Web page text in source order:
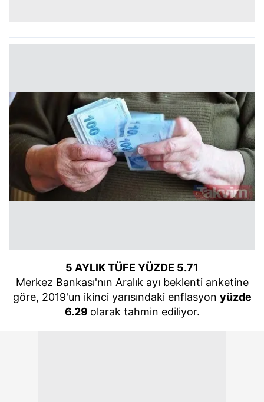
5 AYLIK TÜFE YÜZDE 5.71
Merkez Bankası'nın Aralık ayı beklenti anketine
göre, 2019'un ikinci yarısındaki enflasyon yüzde
6.29 olarak tahmin ediliyor.